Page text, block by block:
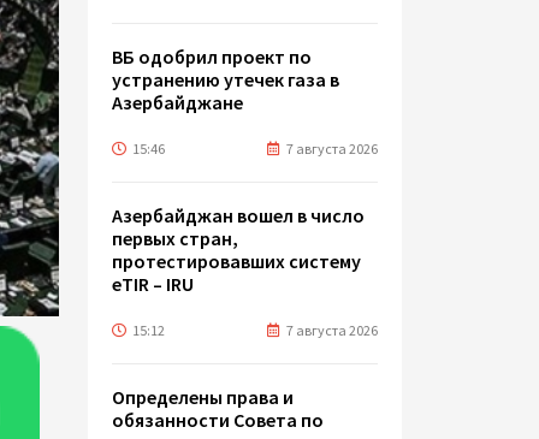
ВБ одобрил проект по
устранению утечек газа в
Азербайджане
15:46 7 августа 2026
Азербайджан вошел в число
первых стран,
протестировавших систему
eTIR – IRU
15:12 7 августа 2026
Определены права и
обязанности Совета по